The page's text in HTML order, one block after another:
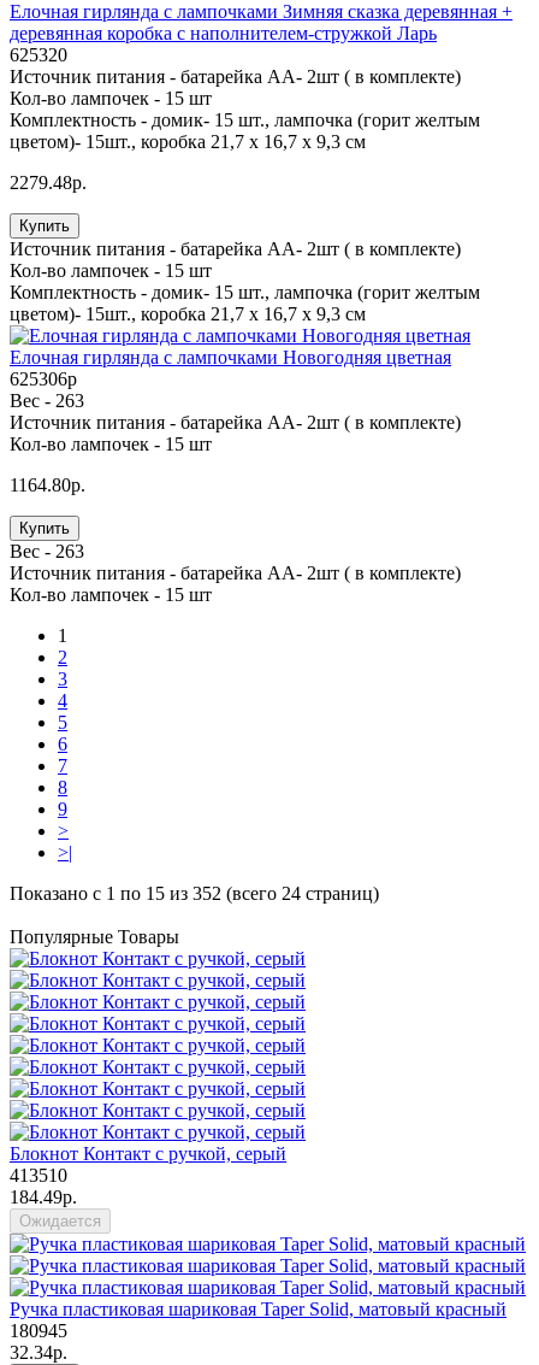
Елочная гирлянда с лампочками Зимняя сказка деревянная +
деревянная коробка с наполнителем-стружкой Ларь
625320
Источник питания - батарейка АА- 2шт ( в комплекте)
Кол-во лампочек - 15 шт
Комплектность - домик- 15 шт., лампочка (горит желтым
цветом)- 15шт., коробка 21,7 х 16,7 х 9,3 см
2279.48р.
Купить
Источник питания - батарейка АА- 2шт ( в комплекте)
Кол-во лампочек - 15 шт
Комплектность - домик- 15 шт., лампочка (горит желтым
цветом)- 15шт., коробка 21,7 х 16,7 х 9,3 см
Елочная гирлянда с лампочками Новогодняя цветная
625306p
Вес - 263
Источник питания - батарейка АА- 2шт ( в комплекте)
Кол-во лампочек - 15 шт
1164.80р.
Купить
Вес - 263
Источник питания - батарейка АА- 2шт ( в комплекте)
Кол-во лампочек - 15 шт
1
2
3
4
5
6
7
8
9
>
>|
Показано с 1 по 15 из 352 (всего 24 страниц)
Популярные Товары
Блокнот Контакт с ручкой, серый
413510
184.49р.
Ожидается
Ручка пластиковая шариковая Taper Solid, матовый красный
180945
32.34р.